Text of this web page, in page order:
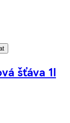
šťáva 1l